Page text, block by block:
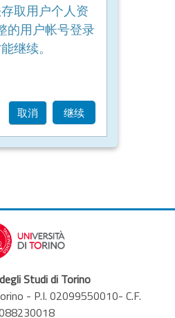
取用户个人资
的用户帐号登录
继续。
取消 继续
Studi di Torino
- P.I. 02099550010- C.F.